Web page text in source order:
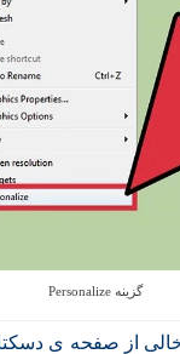
گزینه Personalize
از صفحه ی